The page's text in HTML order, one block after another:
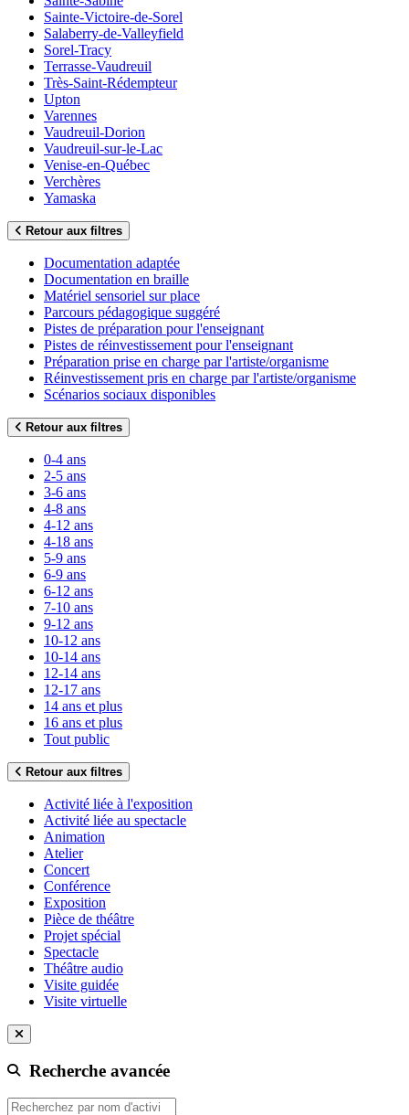
Sainte-Victoire-de-Sorel
Salaberry-de-Valleyfield
Sorel-Tracy
Terrasse-Vaudreuil
Très-Saint-Rédempteur
Upton
Varennes
Vaudreuil-Dorion
Vaudreuil-sur-le-Lac
Venise-en-Québec
Verchères
Yamaska
Retour aux filtres
Documentation adaptée
Documentation en braille
Matériel sensoriel sur place
Parcours pédagogique suggéré
Pistes de préparation pour l'enseignant
Pistes de réinvestissement pour l'enseignant
Préparation prise en charge par l'artiste/organisme
Réinvestissement pris en charge par l'artiste/organisme
Scénarios sociaux disponibles
Retour aux filtres
0-4 ans
2-5 ans
3-6 ans
4-8 ans
4-12 ans
4-18 ans
5-9 ans
6-9 ans
6-12 ans
7-10 ans
9-12 ans
10-12 ans
10-14 ans
12-14 ans
12-17 ans
14 ans et plus
16 ans et plus
Tout public
Retour aux filtres
Activité liée à l'exposition
Activité liée au spectacle
Animation
Atelier
Concert
Conférence
Exposition
Pièce de théâtre
Projet spécial
Spectacle
Théâtre audio
Visite guidée
Visite virtuelle
Recherche avancée